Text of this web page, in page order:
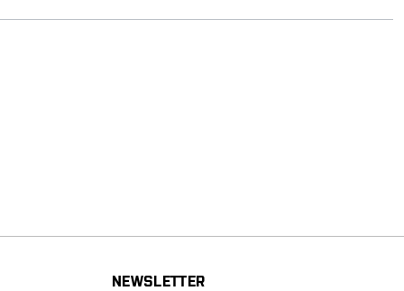
NEWSLETTER